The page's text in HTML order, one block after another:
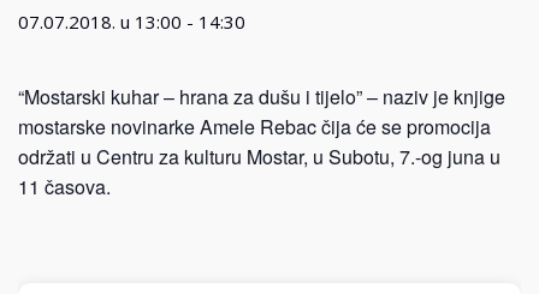
07.07.2018. u 13:00 - 14:30
“Mostarski kuhar – hrana za dušu i tijelo” – naziv je knjige
mostarske novinarke Amele Rebac čija će se promocija
održati u Centru za kulturu Mostar, u Subotu, 7.-og juna u
11 časova.